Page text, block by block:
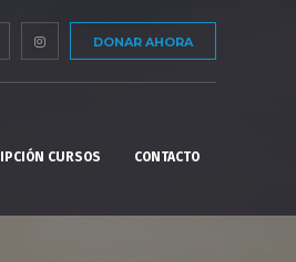
DONAR AHORA
CURSOS CONTACTO